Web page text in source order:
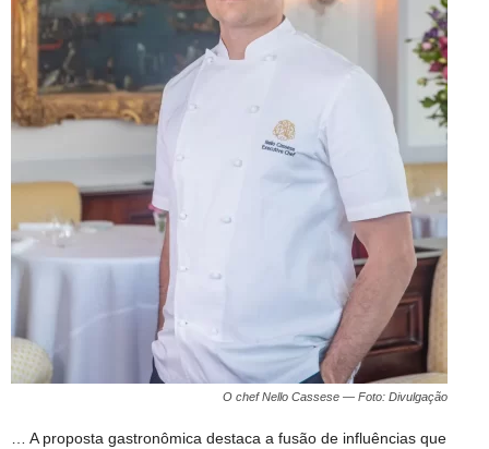
O chef Nello Cassese — Foto: Divulgação
… A proposta gastronômica destaca a fusão de influências que